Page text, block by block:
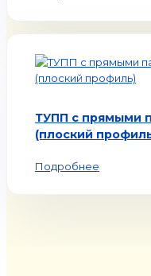
ТУПП с прямыми
(плоский
Подробнее